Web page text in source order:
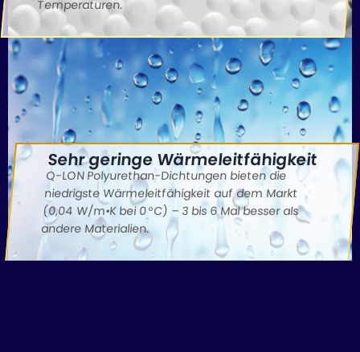
Temperaturen.
Sehr geringe Wärmeleitfähigkeit
Q-LON Polyurethan-Dichtungen bieten die
niedrigste Wärmeleitfähigkeit auf dem Markt
(0,04 W/m•K bei 0 °C) – 3 bis 6 Mal besser als
andere Materialien.